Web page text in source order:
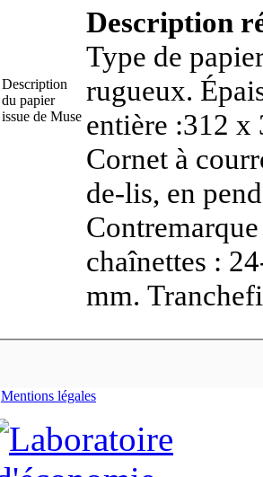
Description
du papier
issue de Muse
Description
Type de
rugueux.
entière :312 x 398 (rogné). Filigrane : Marque :
Cornet à
de-lis, en
chaînettes :
mm.
Mentions légales